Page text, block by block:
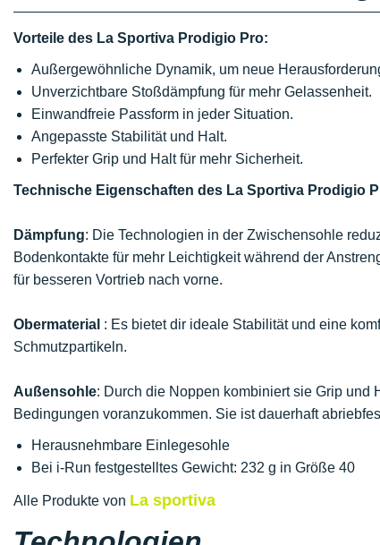
Vorteile des La Sportiva Prodigio Pro:
Außergewöhnliche Dynamik, um neue
Unverzichtbare Stoßdämpfung für mehr Gelassenheit.
Einwandfreie Passform in jeder Situation.
Angepasste Stabilität und Halt.
Perfekter Grip und Halt für mehr Sicherheit.
Technische Eigenschaften des La Sportiva Prodigio
Dämpfung: Die Technologien in der Zwischensohle
Bodenkontakte für mehr Leichtigkeit während der
für besseren Vortrieb nach vorne.
Obermaterial : Es bietet dir ideale Stabilität und eine
Schmutzpartikeln.
Außensohle: Durch die Noppen kombiniert sie Grip und
Bedingungen voranzukommen. Sie ist dauerhaft
Herausnehmbare Einlegesohle
Bei i-Run festgestelltes Gewicht: 232 g in Größe 40
Alle Produkte von La sportiva